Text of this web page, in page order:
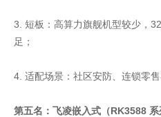
3. 短板：高算力旗舰机型较少，
足；
4. 适配场景：社区安防、连锁零
第五名：飞凌嵌入式（RK3588